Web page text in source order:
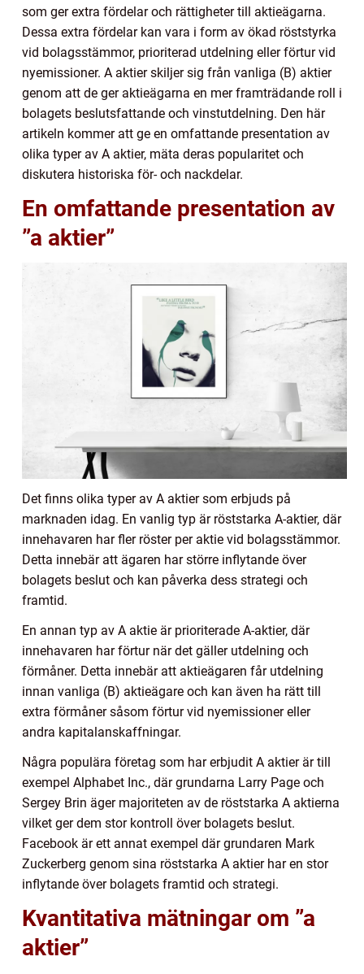
som ger extra fördelar och rättigheter till aktieägarna.
Dessa extra fördelar kan vara i form av ökad röststyrka
vid bolagsstämmor, prioriterad utdelning eller förtur vid
nyemissioner. A aktier skiljer sig från vanliga (B) aktier
genom att de ger aktieägarna en mer framträdande roll i
bolagets beslutsfattande och vinstutdelning. Den här
artikeln kommer att ge en omfattande presentation av
olika typer av A aktier, mäta deras popularitet och
diskutera historiska för- och nackdelar.
En omfattande presentation av
”a aktier”
Det finns olika typer av A aktier som erbjuds på
marknaden idag. En vanlig typ är röststarka A-aktier, där
innehavaren har fler röster per aktie vid bolagsstämmor.
Detta innebär att ägaren har större inflytande över
bolagets beslut och kan påverka dess strategi och
framtid.
En annan typ av A aktie är prioriterade A-aktier, där
innehavaren har förtur när det gäller utdelning och
förmåner. Detta innebär att aktieägaren får utdelning
innan vanliga (B) aktieägare och kan även ha rätt till
extra förmåner såsom förtur vid nyemissioner eller
andra kapitalanskaffningar.
Några populära företag som har erbjudit A aktier är till
exempel Alphabet Inc., där grundarna Larry Page och
Sergey Brin äger majoriteten av de röststarka A aktierna
vilket ger dem stor kontroll över bolagets beslut.
Facebook är ett annat exempel där grundaren Mark
Zuckerberg genom sina röststarka A aktier har en stor
inflytande över bolagets framtid och strategi.
Kvantitativa mätningar om ”a
aktier”